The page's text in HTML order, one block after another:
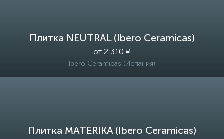
Плитка NEUTRAL (Ibero Ceramicas)
от 2 310 ₽
Ibero Ceramicas (Испания)
Плитка MATERIKA (Ibero Ceramicas)